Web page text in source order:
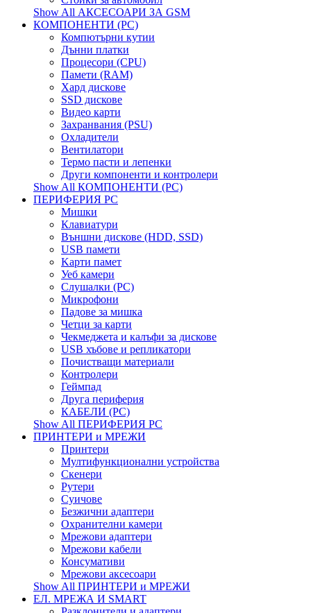
Show All АКСЕСОАРИ ЗА GSM
КОМПОНЕНТИ (PC)
Компютърни кутии
Дънни платки
Процесори (CPU)
Памети (RAM)
Хард дискове
SSD дискове
Видео карти
Захранвания (PSU)
Охладители
Вентилатори
Термо пасти и лепенки
Други компоненти и контролери
Show All КОМПОНЕНТИ (PC)
ПЕРИФЕРИЯ PC
Мишки
Клавиатури
Външни дискове (HDD, SSD)
USB памети
Kарти памет
Уеб камери
Слушалки (PC)
Микрофони
Падове за мишка
Четци за карти
Чекмеджета и калъфи за дискове
USB хъбове и репликатори
Почистващи материали
Контролери
Геймпад
Друга периферия
КАБЕЛИ (PC)
Show All ПЕРИФЕРИЯ PC
ПРИНТЕРИ и МРЕЖИ
Принтери
Мултифункционални устройства
Скенери
Рутери
Суичове
Безжични адаптери
Охранителни камери
Мрежови адаптери
Мрежови кабели
Консумативи
Мрежови аксесоари
Show All ПРИНТЕРИ и МРЕЖИ
ЕЛ. МРЕЖА И SMART